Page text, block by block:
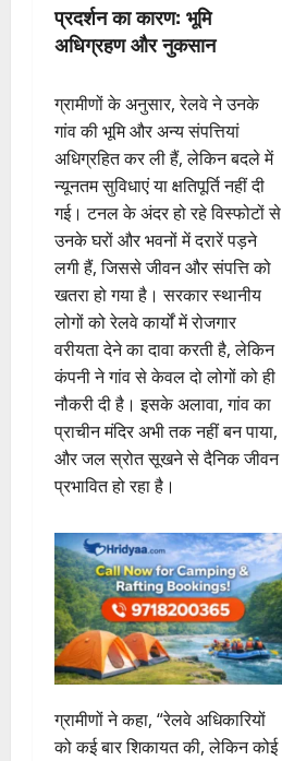
प्रदर्शन का कारण: भूमि
अधिग्रहण और नुकसान
ग्रामीणों के अनुसार, रेलवे ने उनके
गांव की भूमि और अन्य संपत्तियां
अधिग्रहित कर ली हैं, लेकिन बदले में
न्यूनतम सुविधाएं या क्षतिपूर्ति नहीं दी
गई। टनल के अंदर हो रहे विस्फोटों से
उनके घरों और भवनों में दरारें पड़ने
लगी हैं, जिससे जीवन और संपत्ति को
खतरा हो गया है। सरकार स्थानीय
लोगों को रेलवे कार्यों में रोजगार
वरीयता देने का दावा करती है, लेकिन
कंपनी ने गांव से केवल दो लोगों को ही
नौकरी दी है। इसके अलावा, गांव का
प्राचीन मंदिर अभी तक नहीं बन पाया,
और जल स्रोत सूखने से दैनिक जीवन
प्रभावित हो रहा है।
ग्रामीणों ने कहा, “रेलवे अधिकारियों
को कई बार शिकायत की, लेकिन कोई